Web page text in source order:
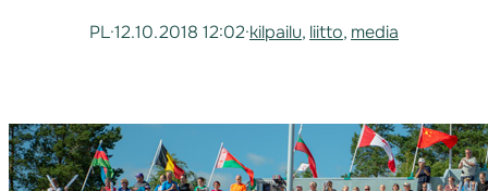
PL·12.10.2018 12:02·kilpailu, liitto, media